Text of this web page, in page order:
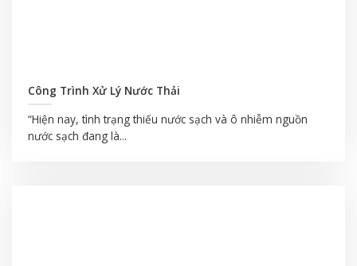
Công Trình Xử Lý Nước Thải
“Hiện nay, tình trạng thiếu nước sạch và ô nhiễm nguồn
nước sạch đang là...